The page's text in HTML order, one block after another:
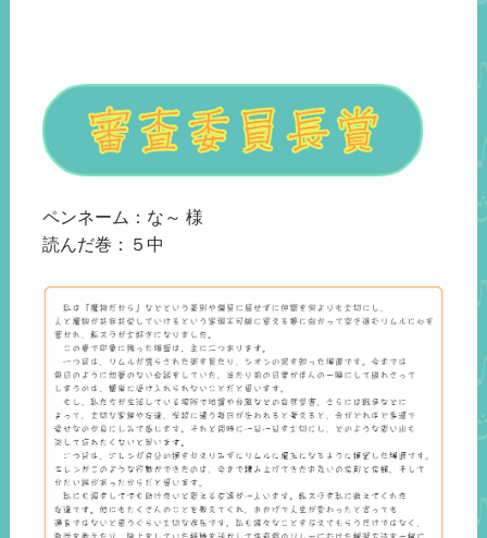
ペンネーム：な～ 様
読んだ巻：５中